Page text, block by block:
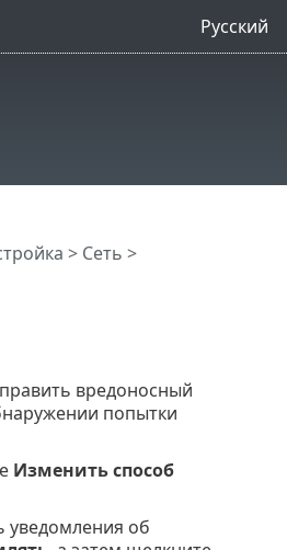
Русский
> Сеть >
вредоносный
попытки
Изменить способ
уведомления об